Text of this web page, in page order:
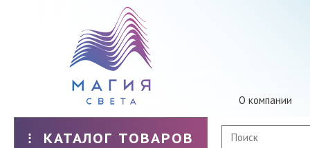
О компании
КАТАЛОГ ТОВАРОВ